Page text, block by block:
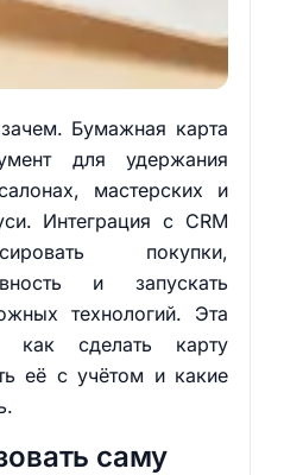
Бумажная карта
для удержания
мастерских и
Интеграция с CRM
покупки,
и запускать
технологий. Эта
как сделать карту
её с учётом и какие
саму